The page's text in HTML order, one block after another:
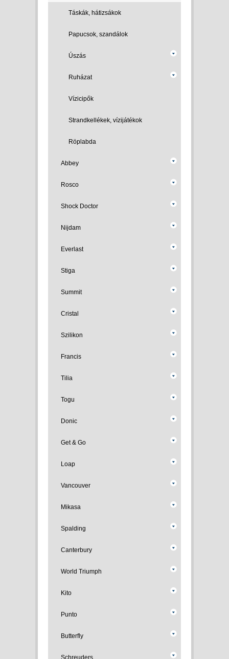
Táskák, hátizsákok
Papucsok, szandálok
Úszás
Ruházat
Vízicipők
Strandkellékek, vízijátékok
Röplabda
Abbey
Rosco
Shock Doctor
Nijdam
Everlast
Stiga
Summit
Cristal
Szilikon
Francis
Tilia
Togu
Donic
Get & Go
Loap
Vancouver
Mikasa
Spalding
Canterbury
World Triumph
Kito
Punto
Butterfly
Schreuders